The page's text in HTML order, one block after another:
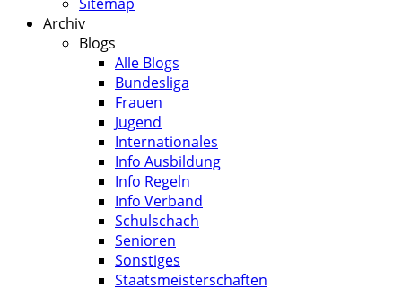
Archiv
Blogs
Alle Blogs
Bundesliga
Frauen
Jugend
Internationales
Info Ausbildung
Info Regeln
Info Verband
Schulschach
Senioren
Sonstiges
Staatsmeisterschaften